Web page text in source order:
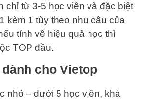
chỉ từ 3-5 học viên và đặc biệt
kèm 1 tùy theo nhu cầu của
tính về hiệu quả học thì
TOP đầu.
cho Vietop
nhỏ – dưới 5 học viên, khá